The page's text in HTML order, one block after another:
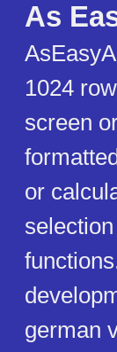
As
1024
screen
or
german